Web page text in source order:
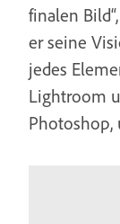
finalen
er seine
jedes
Lightroom
Photoshop,